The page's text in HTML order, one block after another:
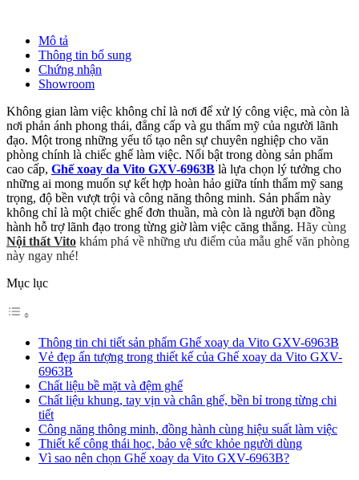
Mô tả
Thông tin bổ sung
Chứng nhận
Showroom
Không gian làm việc không chỉ là nơi để xử lý công việc, mà còn là
nơi phản ánh phong thái, đẳng cấp và gu thẩm mỹ của người lãnh
đạo. Một trong những yếu tố tạo nên sự chuyên nghiệp cho văn
phòng chính là chiếc ghế làm việc. Nổi bật trong dòng sản phẩm
cao cấp, Ghế xoay da Vito GXV-6963B là lựa chọn lý tưởng cho
những ai mong muốn sự kết hợp hoàn hảo giữa tính thẩm mỹ sang
trọng, độ bền vượt trội và công năng thông minh. Sản phẩm này
không chỉ là một chiếc ghế đơn thuần, mà còn là người bạn đồng
hành hỗ trợ lãnh đạo trong từng giờ làm việc căng thẳng. Hãy cùng
Nội thất Vito khám phá về những ưu điểm của mẫu ghế văn phòng
này ngay nhé!
Mục lục
Thông tin chi tiết sản phẩm Ghế xoay da Vito GXV-6963B
Vẻ đẹp ấn tượng trong thiết kế của Ghế xoay da Vito GXV-
6963B
Chất liệu bề mặt và đệm ghế
Chất liệu khung, tay vịn và chân ghế, bền bỉ trong từng chi
tiết
Công năng thông minh, đồng hành cùng hiệu suất làm việc
Thiết kế công thái học, bảo vệ sức khỏe người dùng
Vì sao nên chọn Ghế xoay da Vito GXV-6963B?